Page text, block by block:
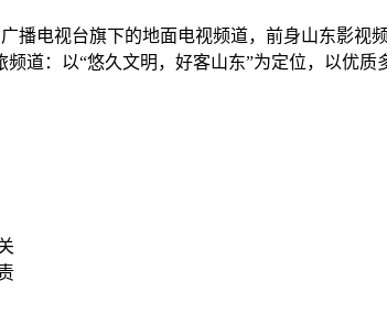
播电视台旗下的地面电视频道，前身山东影视
道：以“悠久文明，好客山东”为定位，以优